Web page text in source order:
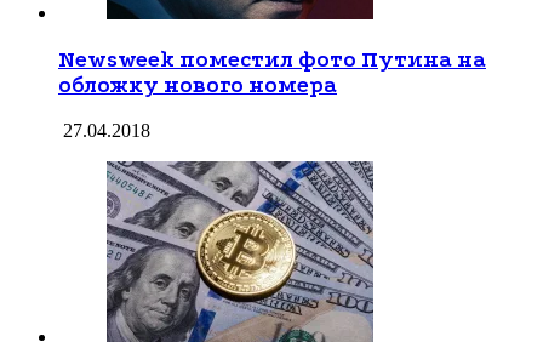
Newsweek поместил фото Путина на
обложку нового номера
27.04.2018